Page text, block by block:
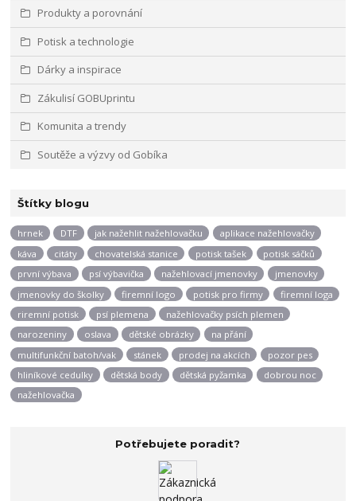
Produkty a porovnání
Potisk a technologie
Dárky a inspirace
Zákulisí GOBUprintu
Komunita a trendy
Soutěže a výzvy od Gobíka
Štítky blogu
hrnek DTF jak nažehlit nažehlovačku
aplikace nažehlovačky
káva
citáty chovatelská stanice potisk tašek
potisk sáčků
první výbava
psí výbavička nažehlovací jmenovky
jmenovky
jmenovky do školky
firemní logo potisk pro firmy
firemní loga
riremní potisk
psí plemena
nažehlovačky psích plemen
narozeniny
oslava dětské obrázky
na přání
multifunkční batoh/vak
stánek prodej na akcích
pozor pes
hliníkové cedulky
dětská body dětská pyžamka
dobrou noc
nažehlovačka
Potřebujete poradit?